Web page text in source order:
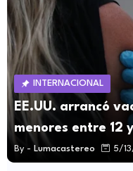
INTERNACIONAL
EE.UU. arrancó
menores entre 12
By - Lumacastereo 5/